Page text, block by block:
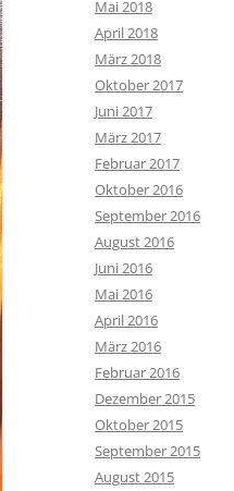
Mai 2018
April 2018
März 2018
Oktober 2017
Juni 2017
März 2017
Februar 2017
Oktober 2016
September 2016
August 2016
Juni 2016
Mai 2016
April 2016
März 2016
Februar 2016
Dezember 2015
Oktober 2015
September 2015
August 2015